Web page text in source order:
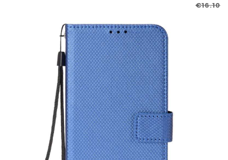
€16.10